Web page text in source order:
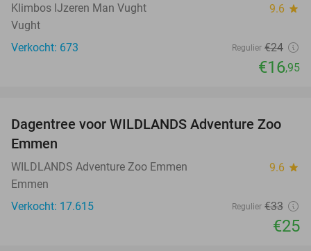
Klimbos IJzeren Man Vught 9.6 star
Vught
Verkocht: 673
Regulier €24
€16,95
24%
Dagentree voor WILDLANDS Adventure Zoo
Emmen
WILDLANDS Adventure Zoo Emmen 9.6 star
Emmen
Verkocht: 17.615
Regulier €33
€25